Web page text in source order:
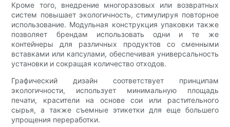
Кроме того, внедрение многоразовых или возвратных
систем повышает экологичность, стимулируя повторное
использование. Модульная конструкция упаковки также
позволяет брендам использовать одни и те же
контейнеры для различных продуктов со сменными
вставками или капсулами, обеспечивая универсальность
установки и сокращая количество отходов.
Графический дизайн соответствует принципам
экологичности, использует минимальную площадь
печати, красители на основе сои или растительного
сырья, а также съемные этикетки для еще большего
упрощения переработки.